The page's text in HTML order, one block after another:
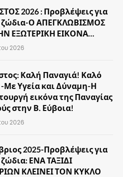
2026 : Προβλέψεις για
ζώδια-Ο ΑΠΕΓΚΛΩΒΙΣΜΟΣ
ΕΞΩΤΕΡΙΚΗ ΕΙΚΟΝΑ…
2026
Καλή Παναγιά! Καλό
Υγεία και Δύναμη-Η
εικόνα της Παναγίας
στην Β. Εύβοια!
2026
2025-Προβλέψεις για
ΕΝΑ ΤΑΞΙΔΙ
ΚΛΕΙΝΕΙ ΤΟΝ ΚΥΚΛΟ